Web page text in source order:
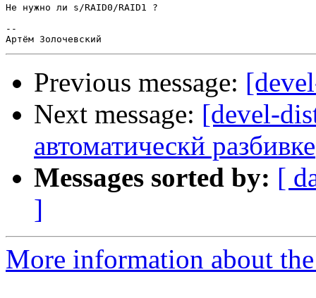
Не нужно ли s/RAID0/RAID1 ?
--
Previous message:
Next message: [devel-
автоматическй разбивке
Messages sorted by: [
]
More information about